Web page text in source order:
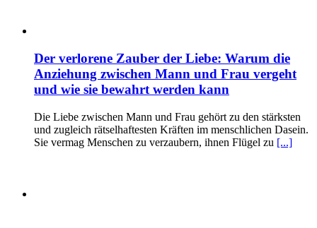
Der verlorene Zauber der Liebe: Warum die
Anziehung zwischen Mann und Frau vergeht
und wie sie bewahrt werden kann
Die Liebe zwischen Mann und Frau gehört zu den stärksten
und zugleich rätselhaftesten Kräften im menschlichen Dasein.
Sie vermag Menschen zu verzaubern, ihnen Flügel zu [...]